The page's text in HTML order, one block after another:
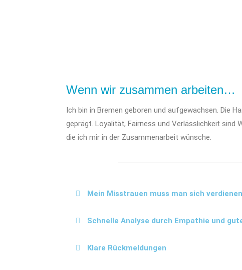
Wenn wir zusammen arbeiten…
Ich bin in Bremen geboren und aufgewachsen. Die
geprägt. Loyalität, Fairness und Verlässlichkeit sind
die ich mir in der Zusammenarbeit wünsche.
Mein Misstrauen muss man sich
Schnelle Analyse durch Empathie und
Klare Rückmeldungen